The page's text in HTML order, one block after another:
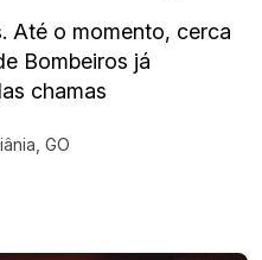
Até o momento, cerca
Bombeiros já
chamas
GO